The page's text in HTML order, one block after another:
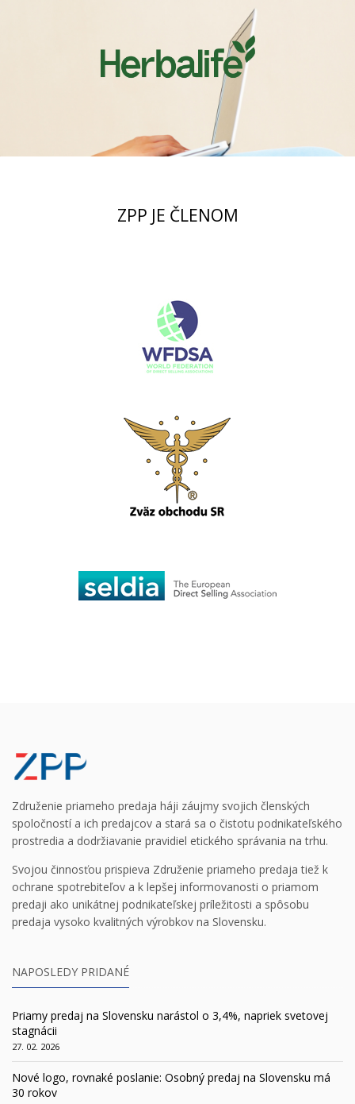
ZPP JE ČLENOM
Združenie priameho predaja háji záujmy svojich členských
spoločností a ich predajcov a stará sa o čistotu podnikateľského
prostredia a dodržiavanie pravidiel etického správania na trhu.
Svojou činnosťou prispieva Združenie priameho predaja tiež k
ochrane spotrebiteľov a k lepšej informovanosti o priamom
predaji ako unikátnej podnikateľskej príležitosti a spôsobu
predaja vysoko kvalitných výrobkov na Slovensku.
NAPOSLEDY PRIDANÉ
Priamy predaj na Slovensku narástol o 3,4%, napriek svetovej
stagnácii
27. 02. 2026
Nové logo, rovnaké poslanie: Osobný predaj na Slovensku má
30 rokov